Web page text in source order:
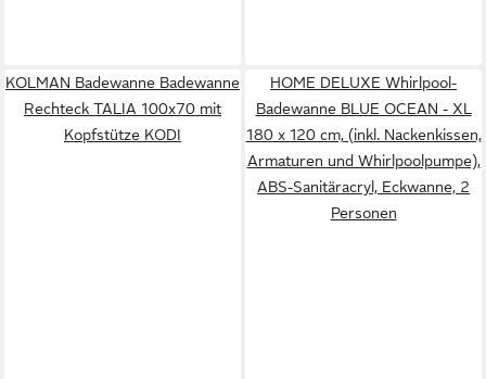
KOLMAN Badewanne Badewanne
Rechteck TALIA 100x70 mit
Kopfstütze KODI
HOME DELUXE Whirlpool-
Badewanne BLUE OCEAN - XL
180 x 120 cm, (inkl. Nackenkissen,
Armaturen und Whirlpoolpumpe),
ABS-Sanitäracryl, Eckwanne, 2
Personen